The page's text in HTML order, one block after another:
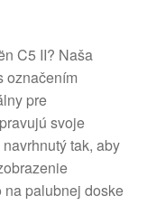
C5 II? Naša
označením
pre
svoje
tak, aby
palubnej doske